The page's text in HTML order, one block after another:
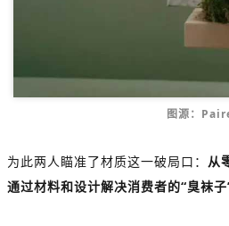
图源：
为此两人瞄准了材质这一破局口： 从
通过材料和设计解决消费者的“臭袜子